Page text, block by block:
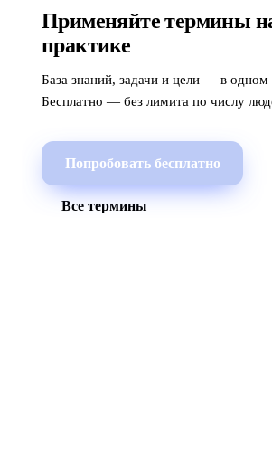
Применяйте термины
практике
База знаний, задачи и цели — в одном
Бесплатно — без лимита по числу
Попробовать бесплатно
Все термины